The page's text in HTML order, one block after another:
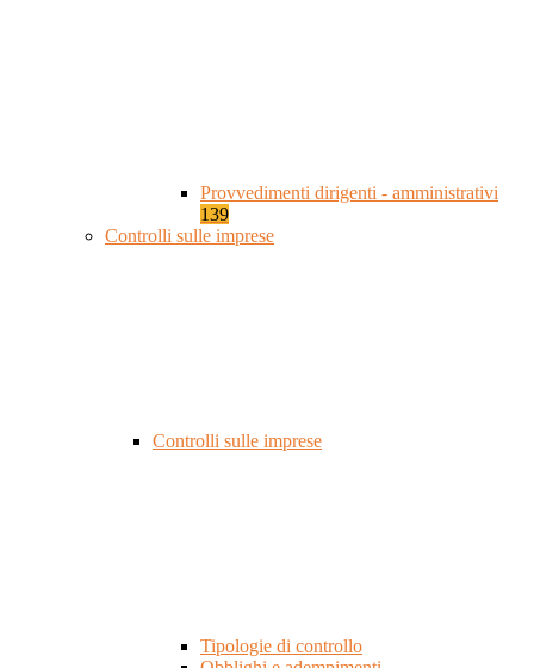
Provvedimenti dirigenti - amministrativi
139
Controlli sulle imprese
Controlli sulle imprese
Tipologie di controllo